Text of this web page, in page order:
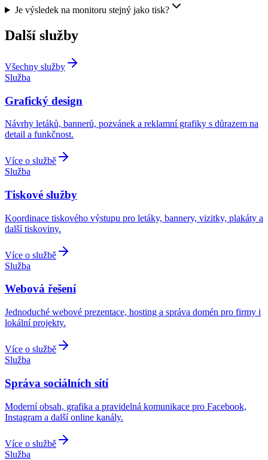
Je výsledek na monitoru stejný jako tisk?
Další služby
Všechny služby
Služba
Grafický design
Návrhy letáků, bannerů, pozvánek a reklamní grafiky s důrazem na
detail a funkčnost.
Více o službě
Služba
Tiskové služby
Koordinace tiskového výstupu pro letáky, bannery, vizitky, plakáty a
další tiskoviny.
Více o službě
Služba
Webová řešení
Jednoduché webové prezentace, hosting a správa domén pro firmy i
lokální projekty.
Více o službě
Služba
Správa sociálních sítí
Moderní obsah, grafika a pravidelná komunikace pro Facebook,
Instagram a další online kanály.
Více o službě
Služba